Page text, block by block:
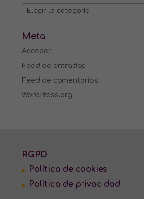
Categorías
Meta
Acceder
Feed de entradas
Feed de comentarios
WordPress.org
RGPD
Política de cookies
Política de privacidad